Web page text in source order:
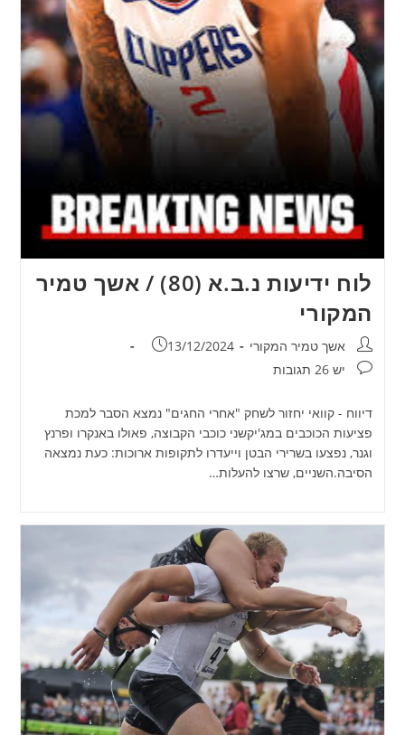
לוח ידיעות נ.ב.א (80) / אשך טמיר
המקורי
מחבר:אשך טמיר המקורי פורסם:
13/12/2024
תגובות:
יש 26 תגובות
דיווח - קוואי יחזור לשחק "אחרי החגים" נמצא הסבר למכת
פציעות הכוכבים במג'יקשני כוכבי הקבוצה, פאולו באנקרו ופרנץ
וגנר, נפצעו בשרירי הבטן וייעדרו לתקופות ארוכות: כעת נמצאה
הסיבה.השניים, שרצו להעלות…